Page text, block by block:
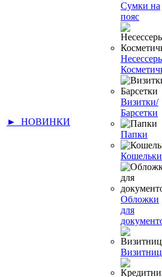
► НОВИНКИ
Сумки на
пояс
Визитки/
Барсетки
Папки
Кошельки
Обложки
для